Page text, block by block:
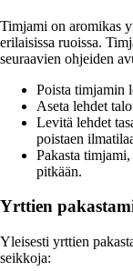
Timjami on aromikas
erilaisissa ruoissa.
seuraavien ohjeiden
Poista timjamin
Aseta lehdet
Levitä lehdet
poistaen
Pakasta
pitkään.
Yrttien
Yleisesti yrttien
seikkoja: